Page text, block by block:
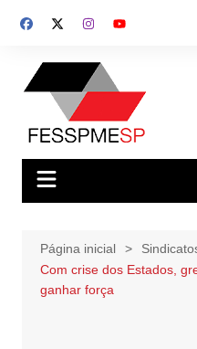
para
conteúdo
Página inicial
Com crise dos Estados,
ganhar força